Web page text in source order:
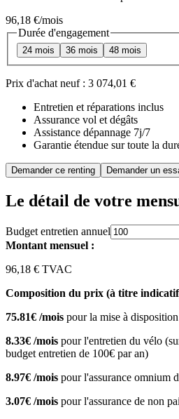
96,18 €/mois
Durée d'engagement
24 mois 36 mois 48 mois
Prix d'achat neuf : 3 074,01 €
Entretien et réparations inclus
Assurance vol et dégâts
Assistance dépannage 7j/7
Garantie étendue sur toute la
Demander ce renting Demander un
Le détail de votre
Budget entretien annuel
Montant mensuel :
96,18 € TVAC
Composition du prix (à titre
75.81€ /mois pour la mise à
8.33€ /mois pour l'entretien du vélo
budget entretien de 100€ par an)
8.97€ /mois pour l'assurance omnium
3.07€ /mois pour l'assurance de non